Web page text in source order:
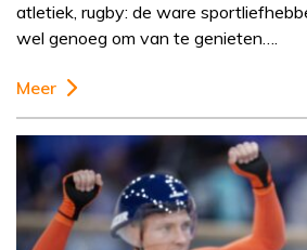
atletiek, rugby: de ware
wel genoeg om van te genieten….
Meer